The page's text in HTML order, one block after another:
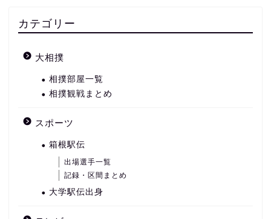
カテゴリー
大相撲
相撲部屋一覧
相撲観戦まとめ
スポーツ
箱根駅伝
出場選手一覧
記録・区間まとめ
大学駅伝出身